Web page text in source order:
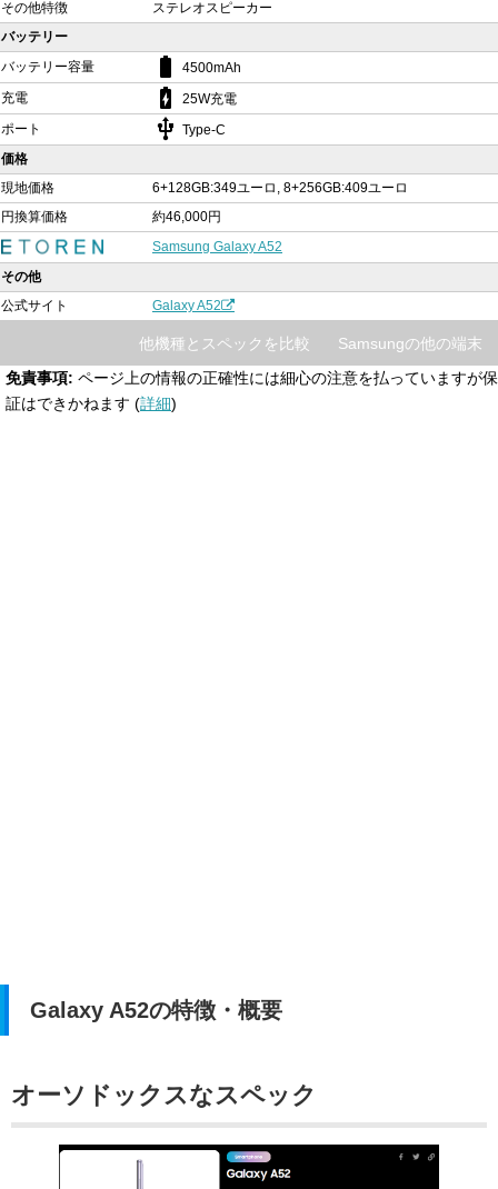
その他特徴
ステレオスピーカー
バッテリー
バッテリー容量
battery_std
4500mAh
充電
battery_charging_full
25W充電
ポート
usb Type-C
価格
現地価格
6+128GB:349ユーロ, 8+256GB:409ユーロ
円換算価格
約46,000円
Samsung Galaxy A52
その他
公式サイト
Galaxy A52
Samsungの他の端末
他機種とスペックを比較
免責事項: ページ上の情報の正確性には細心の注意を払っていますが保
証はできかねます (詳細)
Galaxy A52の特徴・概要
オーソドックスなスペック